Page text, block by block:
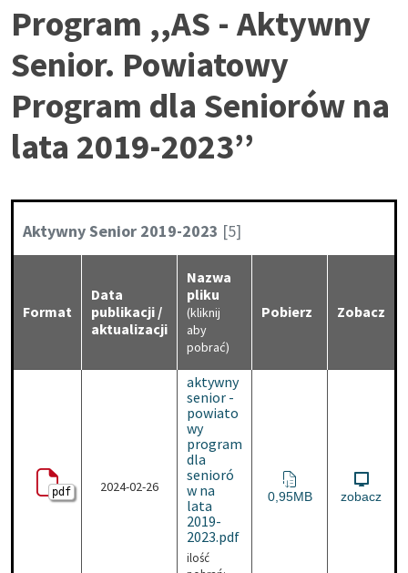
Program ,,AS - Aktywny
Senior. Powiatowy
Program dla Seniorów na
lata 2019-2023’’
Kategoria:
Aktywny Senior 2019-2023 [5]
Format
Data
publikacji /
aktualizacji
Nazwa
pliku
(kliknij
aby
pobrać)
Pobierz Zobacz
pdf 2024-02-26
aktywny
senior -
powiato
wy
program
dla
senioró
w na
lata
2019-
2023.pdf
ilość
aktywny senior -
0,95MB zobacz